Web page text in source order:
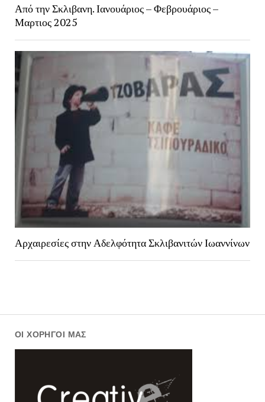
Από την Σκλιβανη. Ιανουάριος – Φεβρουάριος –
Μαρτιος 2025
Αρχαιρεσίες στην Αδελφότητα Σκλιβανιτών Ιωαννίνων
ΟΙ ΧΟΡΗΓΟΊ ΜΑΣ